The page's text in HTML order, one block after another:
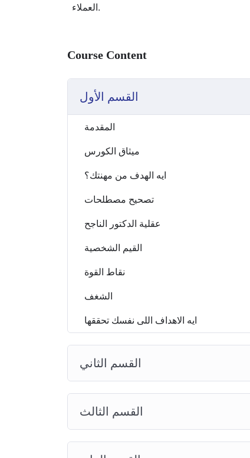
العملاء.
Course Content
القسم الأول
المقدمة
ميثاق الكورس
ايه الهدف من مهنتك؟
تصحيح مصطلحات
عقلية الدكتور الناجح
القيم الشخصية
نقاط القوة
الشغف
ايه الاهداف اللى نفسك تحققها
القسم الثاني
القسم الثالث